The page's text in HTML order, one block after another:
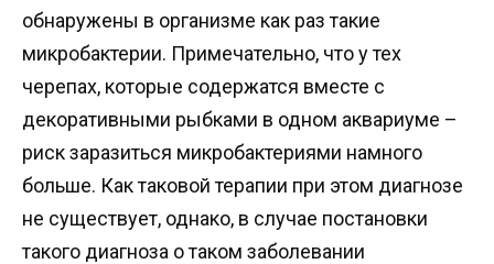
обнаружены в организме как раз такие
микробактерии. Примечательно, что у тех
черепах, которые содержатся вместе с
декоративными рыбками в одном аквариуме –
риск заразиться микробактериями намного
больше. Как таковой терапии при этом диагнозе
не существует, однако, в случае постановки
такого диагноза о таком заболевании